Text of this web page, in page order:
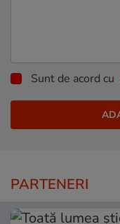
Sunt de acord cu
PARTENERI